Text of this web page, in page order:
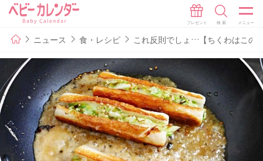
ニュース 食・レシピ これ反則でしょ…【ちくわはこの